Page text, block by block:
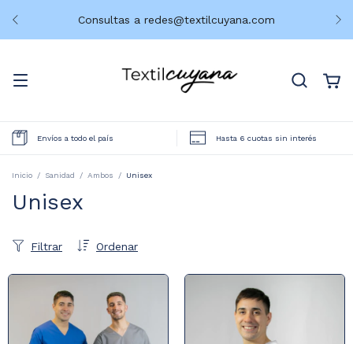
Consultas a redes@textilcuyana.com
Envíos a todo el país Hasta 6 cuotas sin interés
Inicio / Sanidad / Ambos / Unisex
Unisex
Ordenar
Filtrar